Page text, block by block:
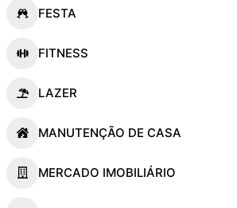
FESTA
FITNESS
LAZER
MANUTENÇÃO DE CASA
MERCADO IMOBILIÁRIO